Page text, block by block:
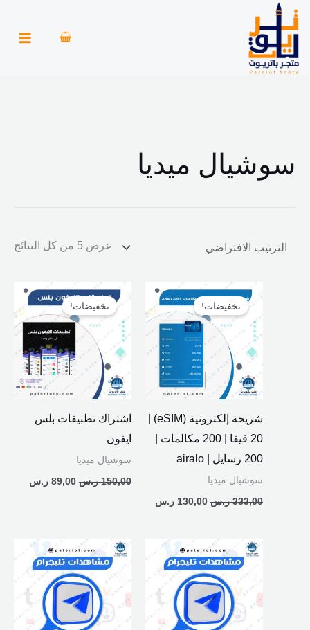
تخطي
إلى
المحتوى
أ
د
ى
سوشيال ميديا
عرض ⁦5⁩ من كل النتائج
تخفيضات!
شريحة إلكترونية (eSIM) |
20 قيقا | 200 مكالمات |
200 رسايل | airalo
سوشيال ميديا
333,00 ر.س
السعر
الأصلي
هو:
333,00 ر.س.
130,00 ر.س
السعر
الحالي
هو:
130,00 ر.س.
تخفيضات!
اشتراك تطبيقات بلس
ايفون
سوشيال ميديا
150,00 ر.س
السعر
الأصلي
هو:
150,00 ر.س.
89,00 ر.س
السعر
الحالي
هو:
89,00 ر.س.